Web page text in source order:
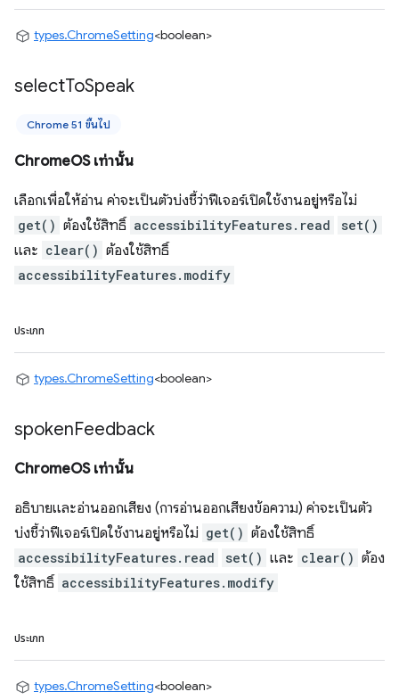
types.ChromeSetting<boolean>
selectToSpeak
Chrome 51 ขึ้นไป
ChromeOS เท่านั้น
เลือกเพื่อให้อ่าน ค่าจะเป็นตัวบ่งชี้ว่าฟีเจอร์เปิดใช้งานอยู่หรือไม่
get() ต้องใช้สิทธิ์ accessibilityFeatures.read set()
และ clear() ต้องใช้สิทธิ์
accessibilityFeatures.modify
ประเภท
types.ChromeSetting<boolean>
spokenFeedback
ChromeOS เท่านั้น
อธิบายและอ่านออกเสียง (การอ่านออกเสียงข้อความ) ค่าจะเป็นตัว
บ่งชี้ว่าฟีเจอร์เปิดใช้งานอยู่หรือไม่ get() ต้องใช้สิทธิ์
accessibilityFeatures.read set() และ clear() ต้อง
ใช้สิทธิ์ accessibilityFeatures.modify
ประเภท
types.ChromeSetting<boolean>